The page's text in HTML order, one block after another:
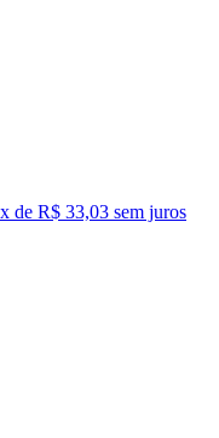
x de R$ 33,03 sem juros